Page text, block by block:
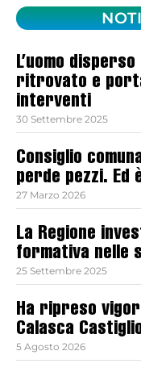
L’uomo
ritrovato e
interventi
30 Settembre 2025
Consiglio
perde pezzi. Ed
27 Marzo 2026
La Regione
formativa nelle
25 Settembre 2025
Ha ripreso
Calasca
5 Agosto 2026